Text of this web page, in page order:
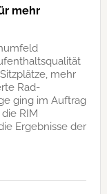
mehr
mehr
Rad-
ging im Auftrag
RIM
Ergebnisse der